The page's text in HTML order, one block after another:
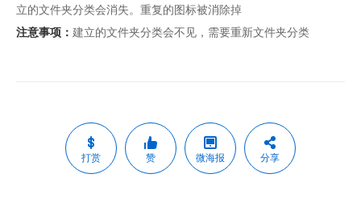
立的文件夹分类会消失。重复的图标被消除掉
注意事项： 建立的文件夹分类会不见，需要重新文件夹分类
打赏 赞 微海报 分享